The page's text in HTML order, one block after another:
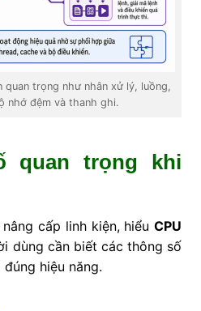
quan trọng như nhân xử lý, luồng,
nhớ đệm và thanh ghi.
quan trọng khi
cấp linh kiện, hiểuCPU
dùng cần biết các thông số
hiệu năng.